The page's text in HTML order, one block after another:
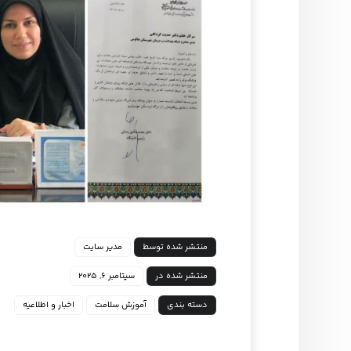
منتشر شده توسط مدیر سایت
منتشر شده در سپتامبر ۶, ۲۰۲۵
دسته بندی آموزش سلامت اخبار و اطلاعیه